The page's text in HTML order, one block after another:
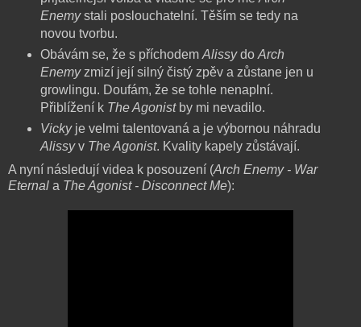
Enemystali poslouchatelní. Těším se tedy na
novou tvorbu.
Obávám se, že s příchodem Alissydo Arch
Enemyzmizí její silný čistý zpěv a zůstane jen u
growlingu. Doufám, že se tohle nenaplní.
Přiblížení k The Agonistby mi nevadilo.
Vickyje velmi talentovaná a je výbornou náhradu
Alissyv The Agonist. Kvality kapely zůstávají.
A nyní následují videa k posouzení (Arch Enemy - War
Eternal a The Agonist - Disconnect Me):